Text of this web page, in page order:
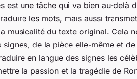
est une tâche qui va bien au-delà
les mots, mais aussi
musicalité du texte original. Cela
de la pièce elle-même et de
en langue des signes les
la passion et la tragédie de